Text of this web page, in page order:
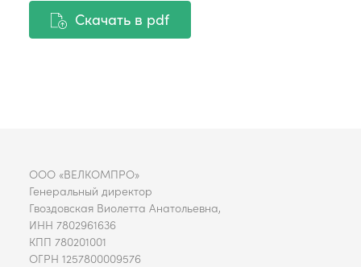
Скачать в pdf
ООО «ВЕЛКОМПРО»
Генеральный директор
Гвоздовская Виолетта Анатольевна,
ИНН 7802961636
КПП 780201001
ОГРН 1257800009576